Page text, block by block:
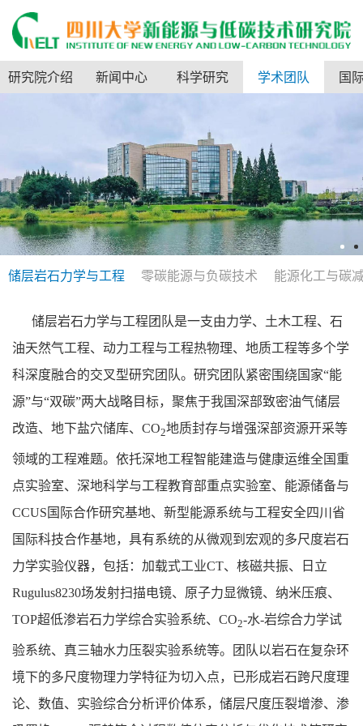
研究院介绍 新闻中心 科学研究 学术团队 国
储层岩石力学与工程 零碳能源与负碳技术 能源化工与碳
储层岩石力学与工程团队是一支由力学、土木工程、石
油天然气工程、动力工程与工程热物理、地质工程等多个学
科深度融合的交叉型研究团队。研究团队紧密围绕国家“能
源”与“双碳”两大战略目标，聚焦于我国深部致密油气储层
改造、地下盐穴储库、CO2地质封存与增强深部资源开采等
领域的工程难题。依托深地工程智能建造与健康运维全国重
点实验室、深地科学与工程教育部重点实验室、能源储备与
CCUS国际合作研究基地、新型能源系统与工程安全四川省
国际科技合作基地，具有系统的从微观到宏观的多尺度岩石
力学实验仪器，包括：加载式工业CT、核磁共振、日立
Rugulus8230场发射扫描电镜、原子力显微镜、纳米压痕、
TOP超低渗岩石力学综合实验系统、CO2-水-岩综合力学试
验系统、真三轴水力压裂实验系统等。团队以岩石在复杂环
境下的多尺度物理力学特征为切入点，已形成岩石跨尺度理
论、数值、实验综合分析评价体系，储层尺度压裂增渗、渗